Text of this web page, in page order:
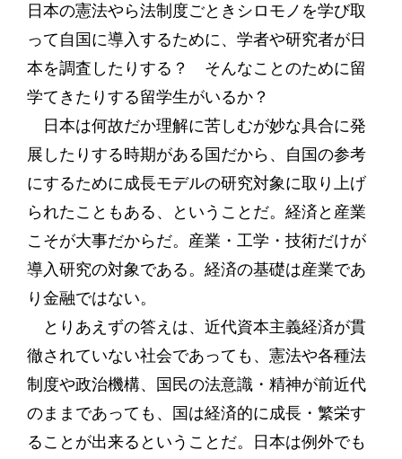
日本の憲法やら法制度ごときシロモノを学び取
って自国に導入するために、学者や研究者が日
本を調査したりする？ そんなことのために留
学てきたりする留学生がいるか？
日本は何故だか理解に苦しむが妙な具合に発
展したりする時期がある国だから、自国の参考
にするために成長モデルの研究対象に取り上げ
られたこともある、ということだ。経済と産業
こそが大事だからだ。産業・工学・技術だけが
導入研究の対象である。経済の基礎は産業であ
り金融ではない。
とりあえずの答えは、近代資本主義経済が貫
徹されていない社会であっても、憲法や各種法
制度や政治機構、国民の法意識・精神が前近代
のままであっても、国は経済的に成長・繁栄す
ることが出来るということだ。日本は例外でも